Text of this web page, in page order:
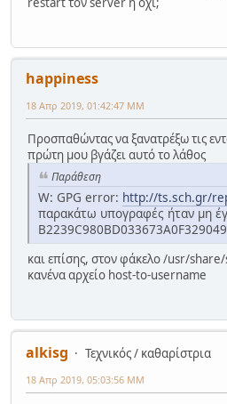
happiness
18 Απρ 2019, 01:42:47 ΜΜ
Προσπαθώντας να ξανατρέξω τις
πρώτη μου βγάζει αυτό το λάθος
Παράθεση
W: GPG error: http://ts.sch.gr/
παρακάτω υπογραφές ήταν μη
και επίσης, στον φάκελο /usr/
κανένα αρχείο host-to-username
alkisg
Τεχνικός / καθαρίστρια
18 Απρ 2019, 05:03:56 ΜΜ